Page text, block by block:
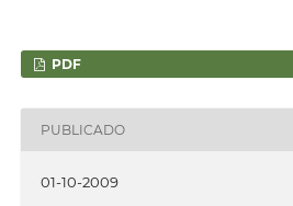
PDF
PUBLICADO
01-10-2009